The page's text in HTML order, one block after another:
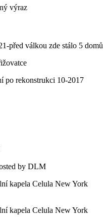
výraz
před válkou zde stálo 5 domů
po rekonstrukci 10-2017
by DLM
kapela Celula New York
kapela Celula New York